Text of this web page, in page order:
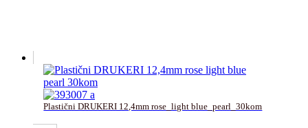
Plastični DRUKERI 12,4mm rose_light blue_pearl_30kom